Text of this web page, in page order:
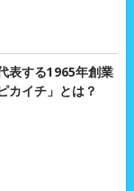
表する1965年創業
カイチ」とは？